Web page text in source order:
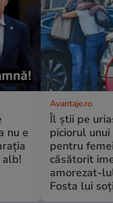
nu e
alb!
Avantaje.ro
Îl știi pe
piciorul
pentru
căsătorit
amorezat-
Fosta lui